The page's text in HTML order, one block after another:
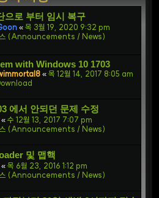
으로 부터 임시 복구
« 목 3월 19, 2020 9:32 pm
스 (Announcements / News)
with Windows 10 1703
« 목 12월 14, 2017 8:05 am
에서 안되던 문제 수정
« 수 12월 13, 2017 7:07 pm
스 (Announcements / News)
및 맵핵
« 목 6월 23, 2016 1:12 pm
스 (Announcements / News)